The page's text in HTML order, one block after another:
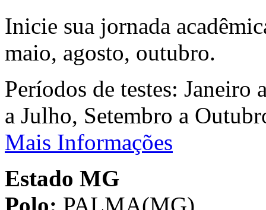
Inicie sua jornada
maio, agosto, outubro.
Períodos de testes:
a Julho, Setembro a
Mais Informações
Estado MG
Polo: PALMA(MG)